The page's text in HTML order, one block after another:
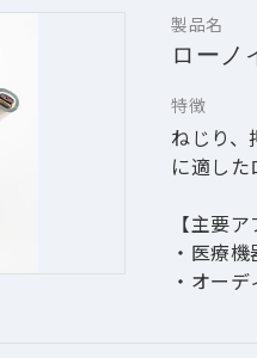
・標準・
製品名
ローノ
特徴
ねじり、
に適し
【主要
・医療
・オー
・センサ